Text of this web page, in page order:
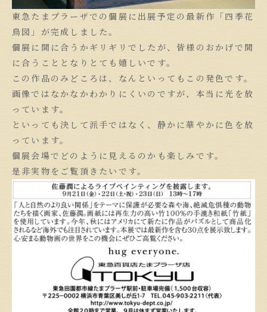
東急たまプラーザでの個展に出展予定の最新作「四季花
鳥図」が完成しました。
個展に間に合うかギリギリでしたが、皆様のおかげで間
に合うこととなりとても嬉しいです。
この作品のみどころは、なんといってもこの発色です。
画像ではなかなかわかりにくいのですが、本当に光を放
っています。
といっても決して派手ではなく、静かに華やかに色を放
っています。
個展会場でどのように見えるのかも楽しみです。
是非実物をご覧頂きたいです。